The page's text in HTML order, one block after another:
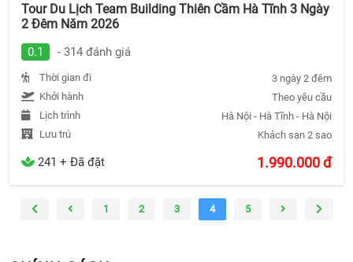
Tour Du Lịch Team Building Thiên Cầm Hà Tĩnh 3 Ngày
2 Đêm Năm 2026
0.1 - 314 đánh giá
Thời gian đi
3 ngày 2 đêm
Khởi hành
Theo yêu cầu
Lịch trình
Hà Nội - Hà Tĩnh - Hà Nội
Lưu trú
Khách sạn 2 sao
241 + Đã đặt 1.990.000đ
1 2 3 4 5